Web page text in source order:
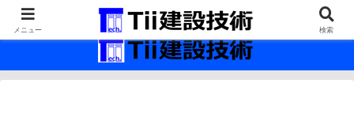
最新の建設技術の情報インフラ。
メニュー 検索